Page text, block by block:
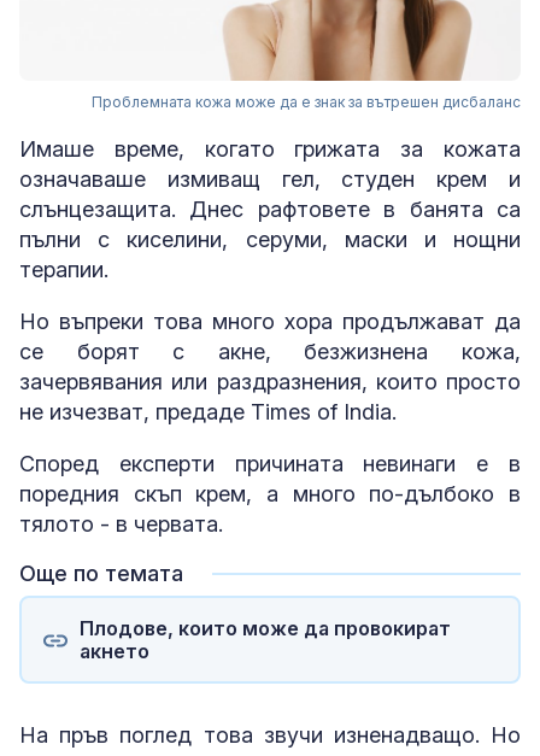
Проблемната кожа може да е знак за вътрешен дисбаланс
Имаше време, когато грижата за кожата
означаваше измиващ гел, студен крем и
слънцезащита. Днес рафтовете в банята са
пълни с киселини, серуми, маски и нощни
терапии.
Но въпреки това много хора продължават да
се борят с акне, безжизнена кожа,
зачервявания или раздразнения, които просто
не изчезват, предаде Times of India.
Според експерти причината невинаги е в
поредния скъп крем, а много по-дълбоко в
тялото - в червата.
Още по темата
Плодове, които може да провокират
акнето
На пръв поглед това звучи изненадващо. Но